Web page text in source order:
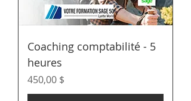
Coaching comptabilité - 5
heures
Prix
450,00 $